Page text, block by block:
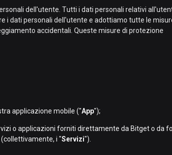
dell'utente. Tutti i dati personali relativi
i dati personali dell'utente e adottiamo tutte le
accidentali. Queste misure di protezione
applicazione mobile ("App");
o applicazioni forniti direttamente da Bitget o da
i "Servizi").